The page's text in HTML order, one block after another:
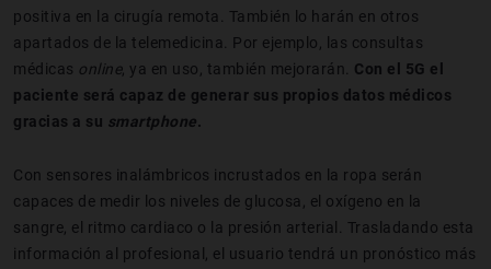
positiva en la cirugía remota. También lo harán en otros
apartados de la telemedicina. Por ejemplo, las consultas
médicas online, ya en uso, también mejorarán. Con el 5G el
paciente será capaz de generar sus propios datos médicos
gracias a su smartphone.
Con sensores inalámbricos incrustados en la ropa serán
capaces de medir los niveles de glucosa, el oxígeno en la
sangre, el ritmo cardiaco o la presión arterial. Trasladando esta
información al profesional, el usuario tendrá un pronóstico más